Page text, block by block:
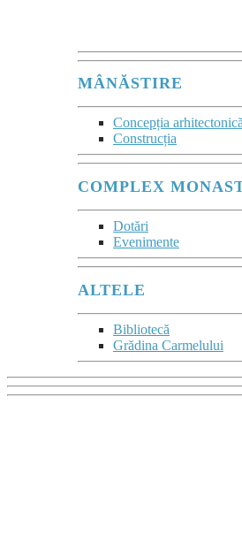
MÂNĂSTIRE
Concepția
Construcția
COMPLEX
Dotări
Evenimente
ALTELE
Bibliotecă
Grădina Carmelului